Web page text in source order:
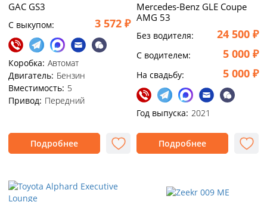
GAC GS3
C выкупом: 3 572 ₽
Коробка: Автомат
Двигатель: Бензин
Вместимость: 5
Привод: Передний
Подробнее
Mercedes-Benz GLE Coupe
AMG 53
Без водителя: 24 500 ₽
C водителем: 5 000 ₽
На свадьбу: 5 000 ₽
Год выпуска: 2021
Подробнее